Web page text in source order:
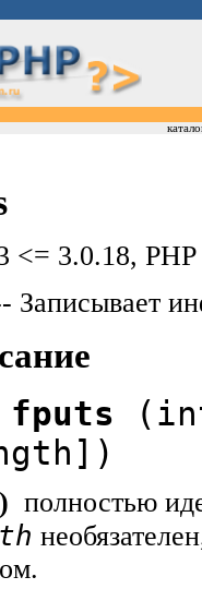
<= 3.0.18,
Записывает
fputs
полностью